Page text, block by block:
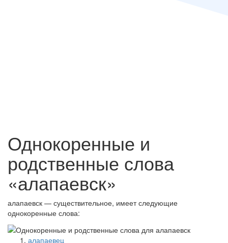
Однокоренные и
родственные слова
«алапаевск»
алапаевск — существительное, имеет следующие
однокоренные слова:
алапаевец